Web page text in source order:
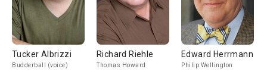
Tucker Albrizzi
Budderball (voice)
Richard Riehle
Thomas Howard
Edward Herrmann
Philip Wellington